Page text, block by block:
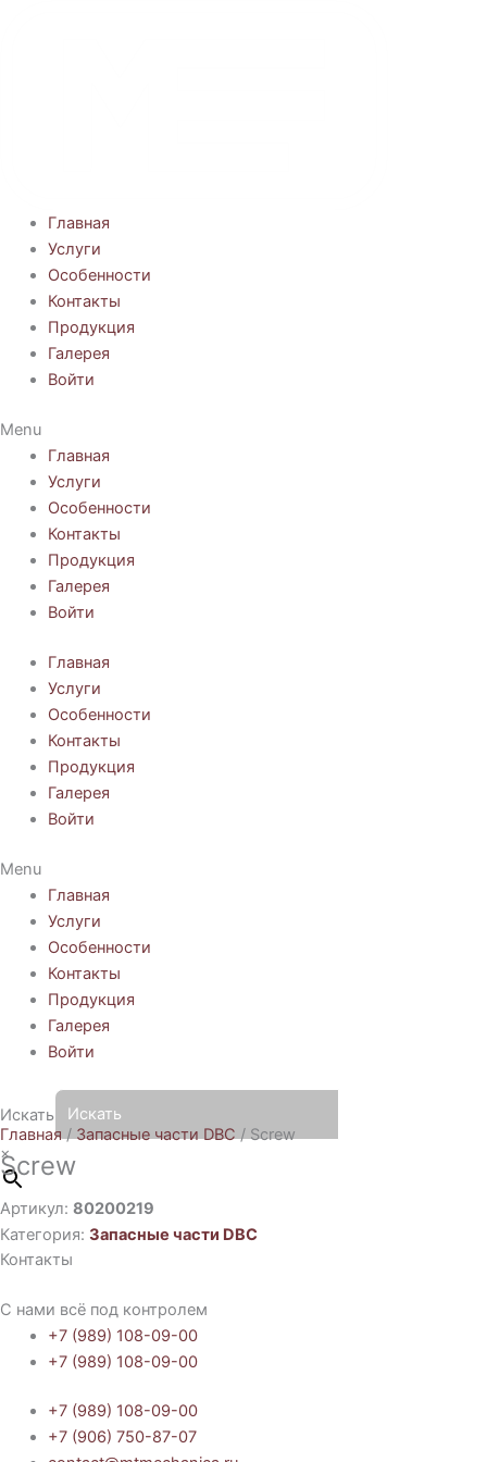
Главная
Услуги
Особенности
Контакты
Продукция
Галерея
Войти
Menu
Главная
Услуги
Особенности
Контакты
Продукция
Галерея
Войти
Главная
Услуги
Особенности
Контакты
Продукция
Галерея
Войти
Menu
Главная
Услуги
Особенности
Контакты
Продукция
Галерея
Войти
Искать
×
Главная / Запасные части DBC / Screw
Screw
Артикул: 80200219
Категория: Запасные части DBC
Контакты
С нами всё под контролем
+7 (989) 108-09-00
+7 (989) 108-09-00
+7 (989) 108-09-00
+7 (906) 750-87-07